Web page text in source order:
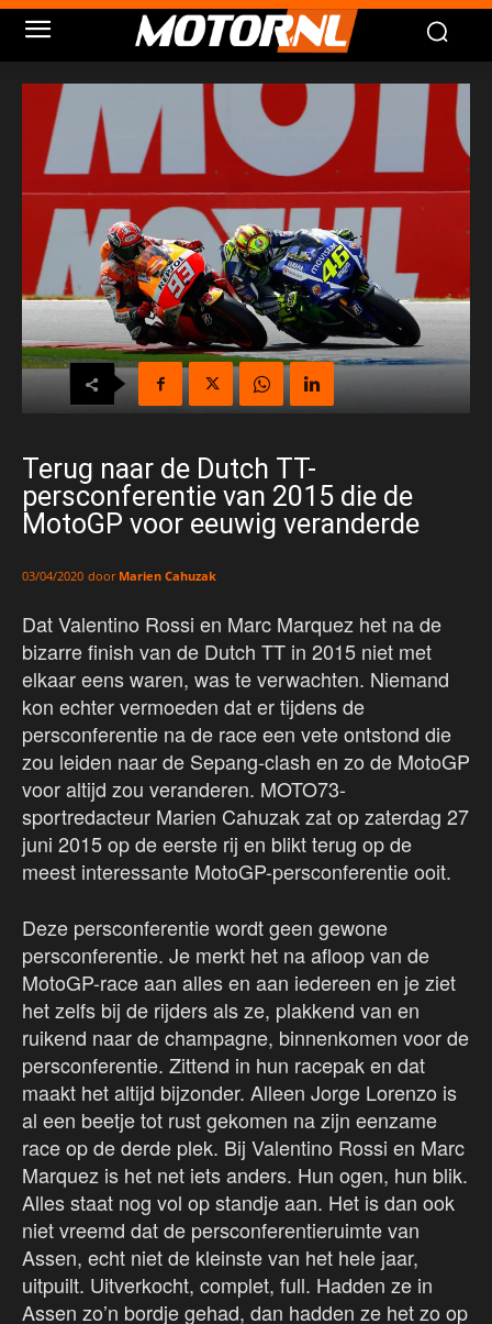
Terug naar de Dutch TT-
persconferentie van 2015 die de
MotoGP voor eeuwig veranderde
03/04/2020 door Marien Cahuzak
Dat Valentino Rossi en Marc Marquez het na de
bizarre finish van de Dutch TT in 2015 niet met
elkaar eens waren, was te verwachten. Niemand
kon echter vermoeden dat er tijdens de
persconferentie na de race een vete ontstond die
zou leiden naar de Sepang-clash en zo de MotoGP
voor altijd zou veranderen. MOTO73-
sportredacteur Marien Cahuzak zat op zaterdag 27
juni 2015 op de eerste rij en blikt terug op de
meest interessante MotoGP-persconferentie ooit.
Deze persconferentie wordt geen gewone
persconferentie. Je merkt het na afloop van de
MotoGP-race aan alles en aan iedereen en je ziet
het zelfs bij de rijders als ze, plakkend van en
ruikend naar de champagne, binnenkomen voor de
persconferentie. Zittend in hun racepak en dat
maakt het altijd bijzonder. Alleen Jorge Lorenzo is
al een beetje tot rust gekomen na zijn eenzame
race op de derde plek. Bij Valentino Rossi en Marc
Marquez is het net iets anders. Hun ogen, hun blik.
Alles staat nog vol op standje aan. Het is dan ook
niet vreemd dat de persconferentieruimte van
Assen, echt niet de kleinste van het hele jaar,
uitpuilt. Uitverkocht, complet, full. Hadden ze in
Assen zo’n bordje gehad, dan hadden ze het zo op